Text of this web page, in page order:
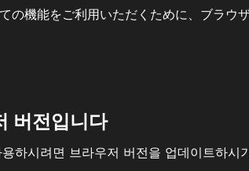
の機能をご利用いただくために、ブラウ
버전입니다
하시려면 브라우저 버전을 업데이트하시